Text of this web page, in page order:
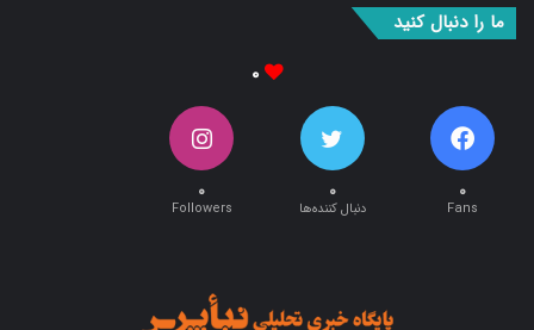
ما را دنبال کنید
۰
۰
Fans
۰
دنبال کننده‌ها
۰
Followers